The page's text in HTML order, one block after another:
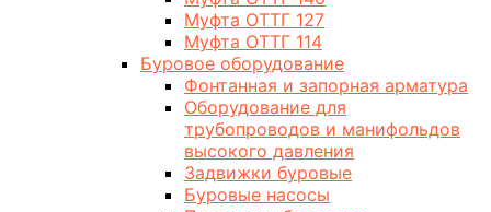
Муфта ОТТГ 127
Муфта ОТТГ 114
Буровое оборудование
Фонтанная и запорная арматура
Оборудование для
трубопроводов и манифольдов
высокого давления
Задвижки буровые
Буровые насосы